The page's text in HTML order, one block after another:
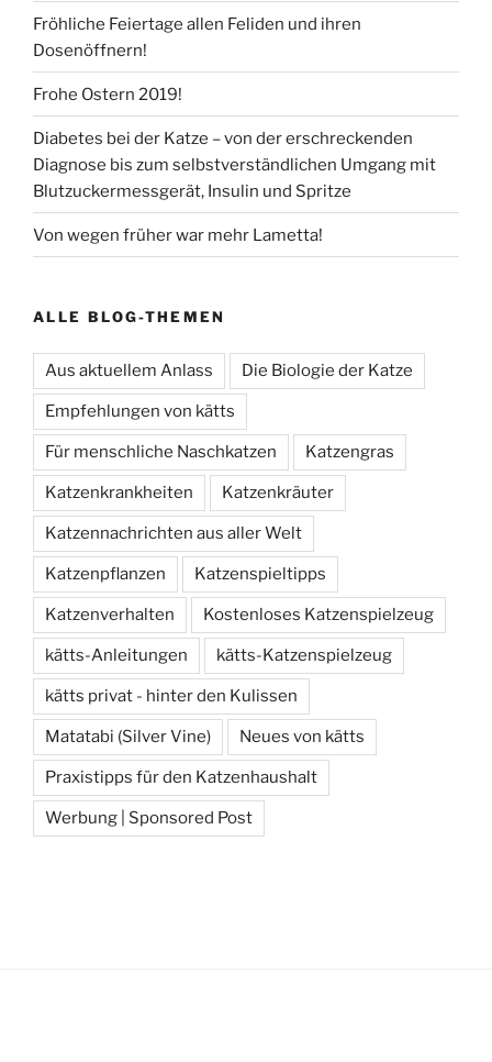
Fröhliche Feiertage allen Feliden und ihren
Dosenöffnern!
Frohe Ostern 2019!
Diabetes bei der Katze – von der erschreckenden
Diagnose bis zum selbstverständlichen Umgang mit
Blutzuckermessgerät, Insulin und Spritze
Von wegen früher war mehr Lametta!
ALLE BLOG-THEMEN
Aus aktuellem Anlass Die Biologie der Katze
Empfehlungen von kätts
Für menschliche Naschkatzen Katzengras
Katzenkrankheiten Katzenkräuter
Katzennachrichten aus aller Welt
Katzenpflanzen Katzenspieltipps
Katzenverhalten Kostenloses Katzenspielzeug
kätts-Anleitungen kätts-Katzenspielzeug
kätts privat - hinter den Kulissen
Matatabi (Silver Vine) Neues von kätts
Praxistipps für den Katzenhaushalt
Werbung | Sponsored Post